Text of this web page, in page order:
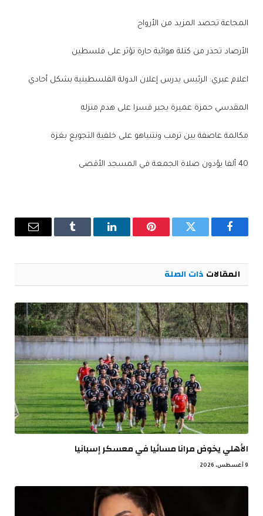
المجاعة تحصد المزيد من الأرواح
الأرصاد تحذر من كتلة هوائية حارة تؤثر على فلسطين
اعلام عبري: الرئيس يدرس إعلان الدولة الفلسطينية بشكل أحادي
المقدسي حمزة عميرة يجبر قسرا على هدم منزله
مكالمة عاصفة بين ترمب ونتنياهو على خلفية التجويع بغزة
40 ألفا يؤدون صلاة الجمعة في المسجد الأقصى
فيسبوك تويتر بينتيريستلينكدإن Tumblr
البريد
المقالات ذات الصلة
الأهلي يخوض مرانا مسائيا في معسكر إسبانيا
9 أغسطس، 2026